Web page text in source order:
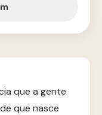
que a gente
que nasce